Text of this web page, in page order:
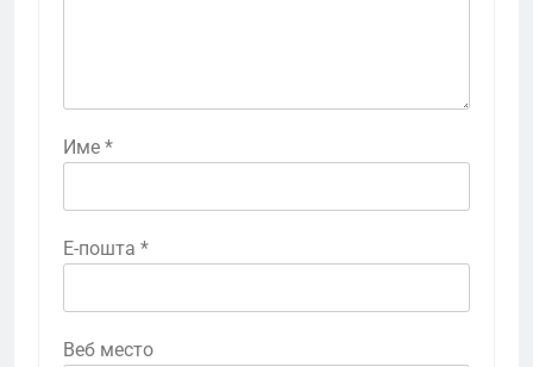
Име *
Е-пошта *
Веб место